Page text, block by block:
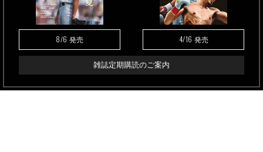
8/6 発売 4/16 発売
雑誌定期購読のご案内